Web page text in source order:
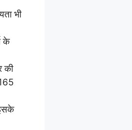
भी
के
की